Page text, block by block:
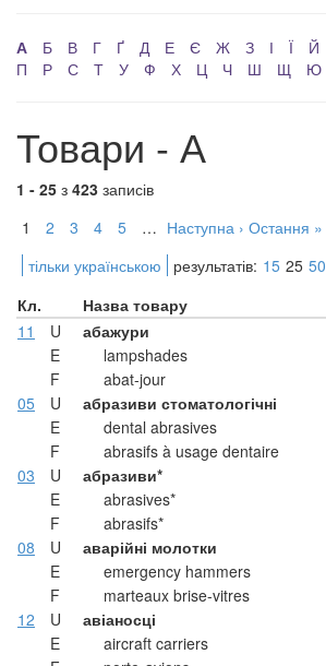
А Б В Г Ґ Д Е Є Ж З І Ї Й
П
Р С Т У Ф Х Ц Ч Ш Щ Ю
Товари - А
1 - 25 з 423 записів
1
2 3 4 5 … Наступна › Остання »
тільки українською
результатів: 15 25 50
Кл.
Назва товару
11
U абажури
E
lampshades
F
abat-jour
05
U абразиви стоматологічні
E
dental abrasives
F
abrasifs à usage dentaire
03
U абразиви*
E
abrasives*
F
abrasifs*
08
U аварійні молотки
E
emergency hammers
F
marteaux brise-vitres
12
U авіаносці
E
aircraft carriers